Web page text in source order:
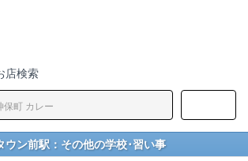
店検索
ウン前駅：その他の学校･習い事